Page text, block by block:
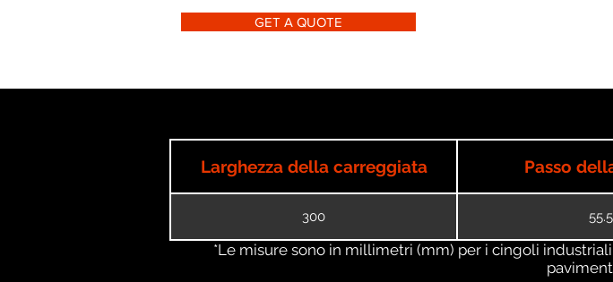
GET A QUOTE
Larghezza della carreggiata Passo
300 55.5
*Le misure sono in millimetri (mm) per i cingoli